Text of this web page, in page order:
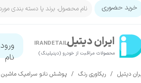
ایران‌ دیتیل
محصولات مراقبت از خودرو (دیتیلینگ)​​​​​​​
IRANDETAIL ورود
نام
حساب کاربری من
تغییر گذر واژه
خرید حضوری
دیتیل ریکاوری رنگ پوشش نانو سرامیک ماشین